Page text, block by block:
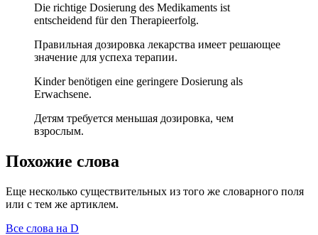
Die richtige Dosierung des Medikaments ist
entscheidend für den Therapieerfolg.
Правильная дозировка лекарства имеет решающее
значение для успеха терапии.
Kinder benötigen eine geringere Dosierung als
Erwachsene.
Детям требуется меньшая дозировка, чем
взрослым.
Похожие слова
Еще несколько существительных из того же словарного поля
или с тем же артиклем.
Все слова на D